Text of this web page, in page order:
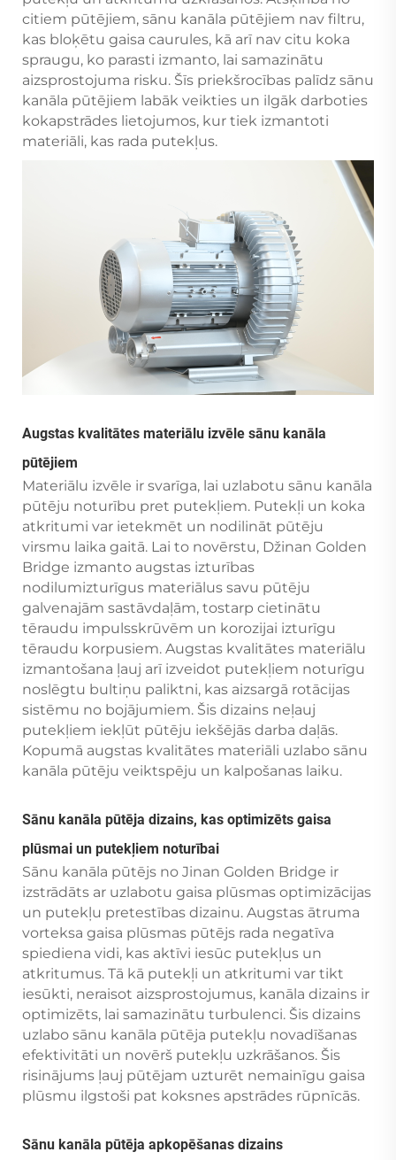
citiem pūtējiem, sānu kanāla pūtējiem nav filtru,
kas bloķētu gaisa caurules, kā arī nav citu koka
spraugu, ko parasti izmanto, lai samazinātu
aizsprostojuma risku. Šīs priekšrocības palīdz sānu
kanāla pūtējiem labāk veikties un ilgāk darboties
kokapstrādes lietojumos, kur tiek izmantoti
materiāli, kas rada putekļus.
Augstas kvalitātes materiālu izvēle sānu kanāla
pūtējiem
Materiālu izvēle ir svarīga, lai uzlabotu sānu kanāla
pūtēju noturību pret putekļiem. Putekļi un koka
atkritumi var ietekmēt un nodilināt pūtēju
virsmu laika gaitā. Lai to novērstu, Džinan Golden
Bridge izmanto augstas izturības
nodilumizturīgus materiālus savu pūtēju
galvenajām sastāvdaļām, tostarp cietinātu
tēraudu impulsskrūvēm un korozijai izturīgu
tēraudu korpusiem. Augstas kvalitātes materiālu
izmantošana ļauj arī izveidot putekļiem noturīgu
noslēgtu bultiņu paliktni, kas aizsargā rotācijas
sistēmu no bojājumiem. Šis dizains neļauj
putekļiem iekļūt pūtēju iekšējās darba daļās.
Kopumā augstas kvalitātes materiāli uzlabo sānu
kanāla pūtēju veiktspēju un kalpošanas laiku.
Sānu kanāla pūtēja dizains, kas optimizēts gaisa
plūsmai un putekļiem noturībai
Sānu kanāla pūtējs no Jinan Golden Bridge ir
izstrādāts ar uzlabotu gaisa plūsmas optimizācijas
un putekļu pretestības dizainu. Augstas ātruma
vorteksa gaisa plūsmas pūtējs rada negatīva
spiediena vidi, kas aktīvi iesūc putekļus un
atkritumus. Tā kā putekļi un atkritumi var tikt
iesūkti, neraisot aizsprostojumus, kanāla dizains ir
optimizēts, lai samazinātu turbulenci. Šis dizains
uzlabo sānu kanāla pūtēja putekļu novadīšanas
efektivitāti un novērš putekļu uzkrāšanos. Šis
risinājums ļauj pūtējam uzturēt nemainīgu gaisa
plūsmu ilgstoši pat koksnes apstrādes rūpnīcās.
Sānu kanāla pūtēja apkopēšanas dizains